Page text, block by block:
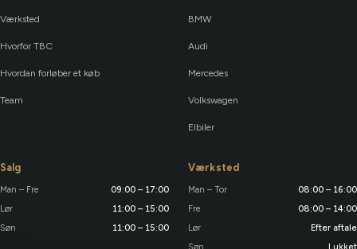
Værksted
Hvorfor TBC
Hvordan forløber et køb
Team
BMW
Audi
Mercedes
Volkswagen
Elbiler
Salg
Man – Fre
09:00 – 17:00
Lør
11:00 – 15:00
Søn
11:00 – 15:00
Værksted
Man – Tor
08:00 – 16:00
Fre
08:00 – 14:00
Lør
Efter aftale